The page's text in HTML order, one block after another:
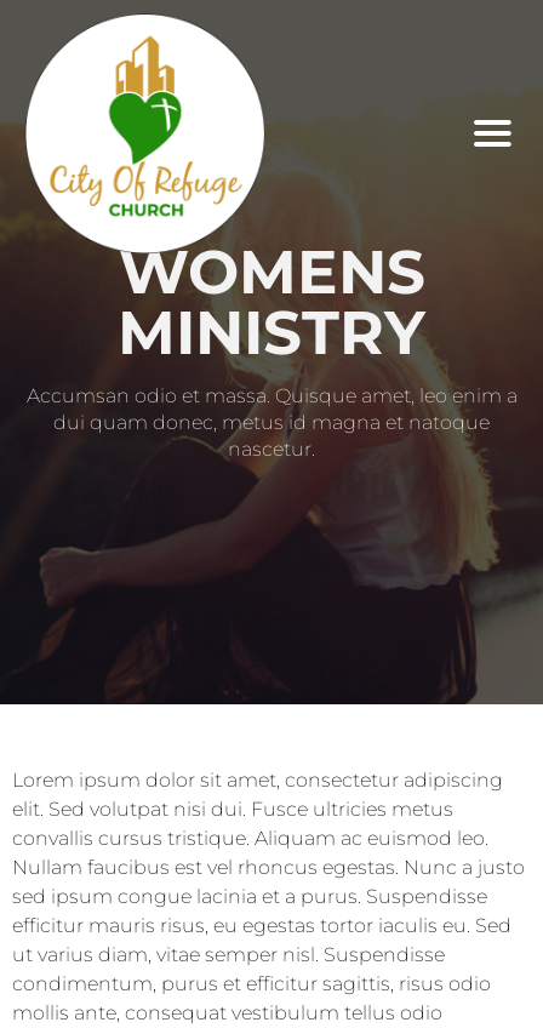
WOMENS
MINISTRY
Accumsan odio et massa. Quisque amet, leo enim a
dui quam donec, metus id magna et natoque
nascetur.
Lorem ipsum dolor sit amet, consectetur adipiscing
elit. Sed volutpat nisi dui. Fusce ultricies metus
convallis cursus tristique. Aliquam ac euismod leo.
Nullam faucibus est vel rhoncus egestas. Nunc a justo
sed ipsum congue lacinia et a purus. Suspendisse
efficitur mauris risus, eu egestas tortor iaculis eu. Sed
ut varius diam, vitae semper nisl. Suspendisse
condimentum, purus et efficitur sagittis, risus odio
mollis ante, consequat vestibulum tellus odio